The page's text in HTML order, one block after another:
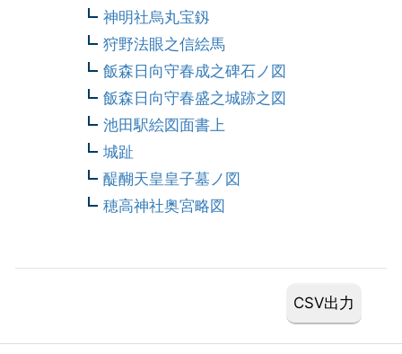
神明社烏丸宝釼
狩野法眼之信絵馬
飯森日向守春成之碑石ノ図
飯森日向守春盛之城跡之図
池田駅絵図面書上
城趾
醍醐天皇皇子墓ノ図
穂高神社奥宮略図